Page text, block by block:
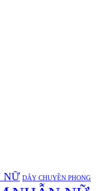
NỮ DÂY CHUYỀN PHONG